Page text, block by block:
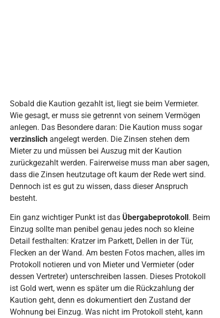
Sobald die Kaution gezahlt ist, liegt sie beim Vermieter.
Wie gesagt, er muss sie getrennt von seinem Vermögen
anlegen. Das Besondere daran: Die Kaution muss sogar
verzinslich angelegt werden. Die Zinsen stehen dem
Mieter zu und müssen bei Auszug mit der Kaution
zurückgezahlt werden. Fairerweise muss man aber sagen,
dass die Zinsen heutzutage oft kaum der Rede wert sind.
Dennoch ist es gut zu wissen, dass dieser Anspruch
besteht.
Ein ganz wichtiger Punkt ist das Übergabeprotokoll. Beim
Einzug sollte man penibel genau jedes noch so kleine
Detail festhalten: Kratzer im Parkett, Dellen in der Tür,
Flecken an der Wand. Am besten Fotos machen, alles im
Protokoll notieren und von Mieter und Vermieter (oder
dessen Vertreter) unterschreiben lassen. Dieses Protokoll
ist Gold wert, wenn es später um die Rückzahlung der
Kaution geht, denn es dokumentiert den Zustand der
Wohnung bei Einzug. Was nicht im Protokoll steht, kann